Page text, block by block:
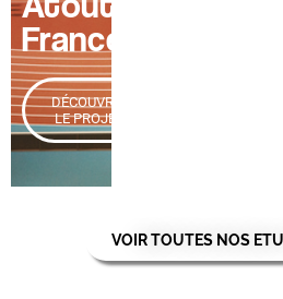
France
DÉCOUVRIR
LE PROJET
VOIR TOUTES NOS